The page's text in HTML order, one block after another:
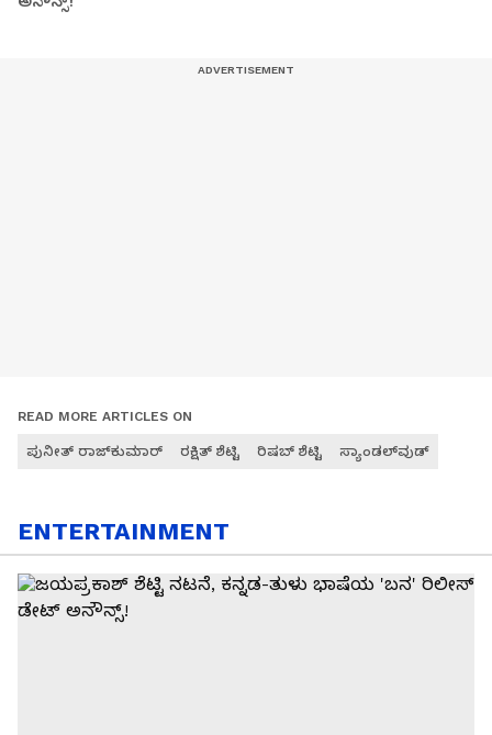
READ MORE ARTICLES ON
ಪುನೀತ್ ರಾಜ್‌ಕುಮಾರ್ ರಕ್ಷಿತ್ ಶೆಟ್ಟಿ ರಿಷಬ್ ಶೆಟ್ಟಿ ಸ್ಯಾಂಡಲ್‌ವುಡ್
ENTERTAINMENT